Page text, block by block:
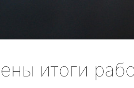
итоги